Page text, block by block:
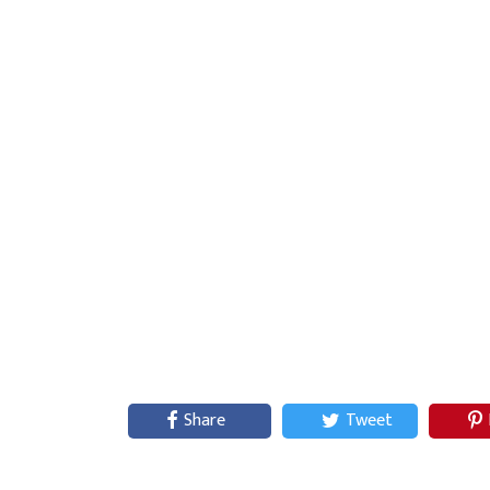
Share Tweet